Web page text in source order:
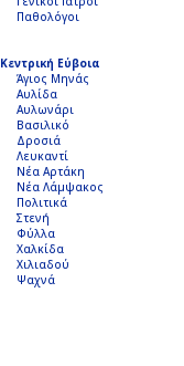
Παθολόγοι
Κεντρική Εύβοια
Άγιος Μηνάς
Αυλίδα
Αυλωνάρι
Βασιλικό
Δροσιά
Λευκαντί
Νέα Αρτάκη
Νέα Λάμψακος
Πολιτικά
Στενή
Φύλλα
Χαλκίδα
Χιλιαδού
Ψαχνά